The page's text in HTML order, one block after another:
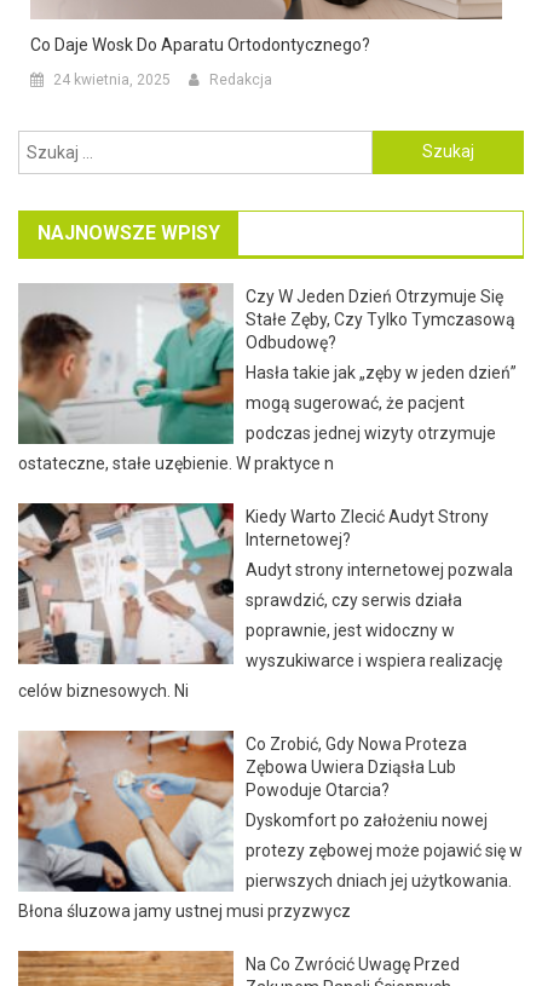
Co Daje Wosk Do Aparatu Ortodontycznego?
24 kwietnia, 2025 Redakcja
Szukaj:
NAJNOWSZE WPISY
Czy W Jeden Dzień Otrzymuje Się
Stałe Zęby, Czy Tylko Tymczasową
Odbudowę?
Hasła takie jak „zęby w jeden dzień”
mogą sugerować, że pacjent
podczas jednej wizyty otrzymuje
ostateczne, stałe uzębienie. W praktyce n
Kiedy Warto Zlecić Audyt Strony
Internetowej?
Audyt strony internetowej pozwala
sprawdzić, czy serwis działa
poprawnie, jest widoczny w
wyszukiwarce i wspiera realizację
celów biznesowych. Ni
Co Zrobić, Gdy Nowa Proteza
Zębowa Uwiera Dziąsła Lub
Powoduje Otarcia?
Dyskomfort po założeniu nowej
protezy zębowej może pojawić się w
pierwszych dniach jej użytkowania.
Błona śluzowa jamy ustnej musi przyzwycz
Na Co Zwrócić Uwagę Przed